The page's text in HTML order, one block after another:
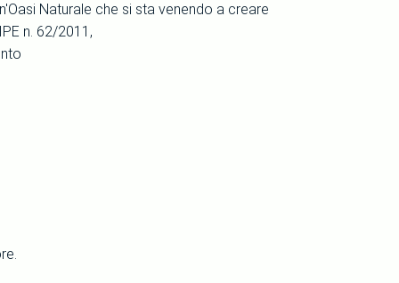
Naturale che si sta venendo a creare
n. 62/2011,